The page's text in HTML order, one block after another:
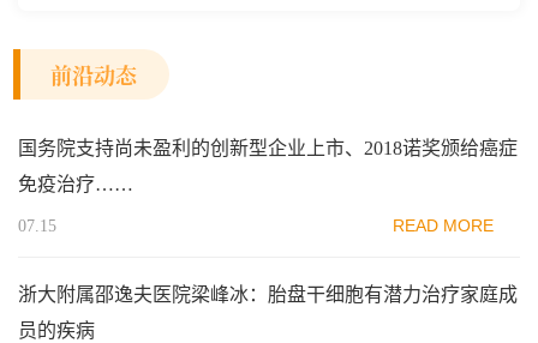
前沿动态
国务院支持尚未盈利的创新型企业上市、2018诺奖颁给癌症
免疫治疗……
07.15 READ MORE
浙大附属邵逸夫医院梁峰冰：胎盘干细胞有潜力治疗家庭成
员的疾病